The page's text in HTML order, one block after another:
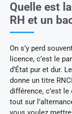
Quelle est
RH et un
On s’y perd
licence, c’est le
d’État pur et dur.
donne un titre
différence, c’est
tout sur